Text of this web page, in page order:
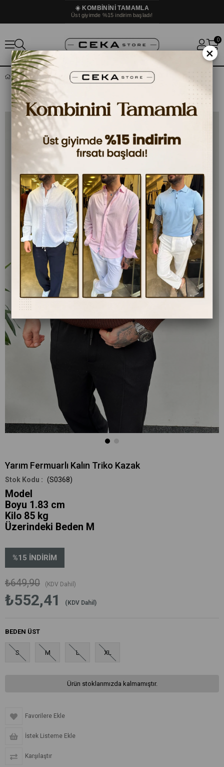
☀️ KOMBININI TAMAMLA
Üst giyimde %15 indirim başladı!
0
YARIM FERMUARLI KALIN TRIKO KAZAK
Yarım Fermuarlı Kalın Triko Kazak
(S0368)
Model
Boyu 1.83 cm
Kilo 85 kg
Üzerindeki Beden M
%15 İNDIRIM
₺649,90 (KDV Dahil)
₺552,41 (KDV Dahil)
BEDEN ÜST
S M L XL
Ürün stoklarımızda kalmamıştır.
Favorilere Ekle
İstek Listeme Ekle
Karşılaştır
×